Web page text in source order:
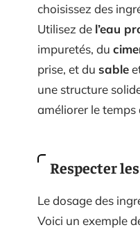
choisissez des
Utilisez de l’eau
impuretés, du
prise, et du sable
une structure
améliorer le temps
Respecter
Le dosage des
Voici un exemple